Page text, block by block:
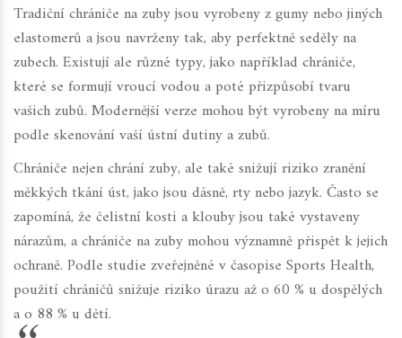
Tradiční chrániče na zuby jsou vyrobeny z gumy nebo jiných
elastomerů a jsou navrženy tak, aby perfektně seděly na
zubech. Existují ale různé typy, jako například chrániče,
které se formují vroucí vodou a poté přizpůsobí tvaru
vašich zubů. Modernější verze mohou být vyrobeny na míru
podle skenování vaší ústní dutiny a zubů.
Chrániče nejen chrání zuby, ale také snižují riziko zranění
měkkých tkání úst, jako jsou dásně, rty nebo jazyk. Často se
zapomíná, že čelistní kosti a klouby jsou také vystaveny
nárazům, a chrániče na zuby mohou významně přispět k jejich
ochraně. Podle studie zveřejněné v časopise Sports Health,
použití chráničů snižuje riziko úrazu až o 60 % u dospělých
a o 88 % u dětí.